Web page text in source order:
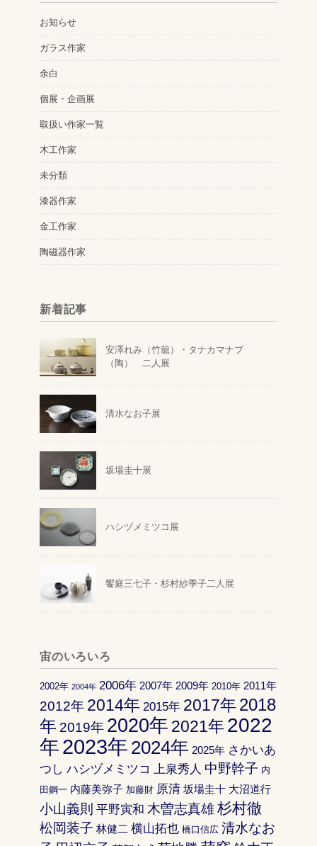
お知らせ
ガラス作家
余白
個展・企画展
取扱い作家一覧
木工作家
未分類
漆器作家
金工作家
陶磁器作家
新着記事
安澤れみ（竹籠）・タナカマナブ
（陶） 二人展
清水なお子展
坂場圭十展
ハシヅメミツコ展
饗庭三七子・杉村紗季子二人展
宙のいろいろ
2002年 2004年 2006年 2007年 2009年 2010年 2011年
2012年 2014年 2015年 2017年 2018
年 2019年 2020年 2021年 2022
年2023年 2024年 2025年 さかいあ
つし ハシヅメミツコ 上泉秀人 中野幹子 内
田鋼一 内藤美弥子 加藤財 原清 坂場圭十 大沼道行
小山義則 平野寅和 木曽志真雄杉村徹
松岡装子 林健二 横山拓也 橋口信広 清水なお